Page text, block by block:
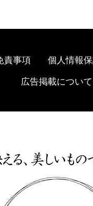
責事項 個人情報
広告掲載について